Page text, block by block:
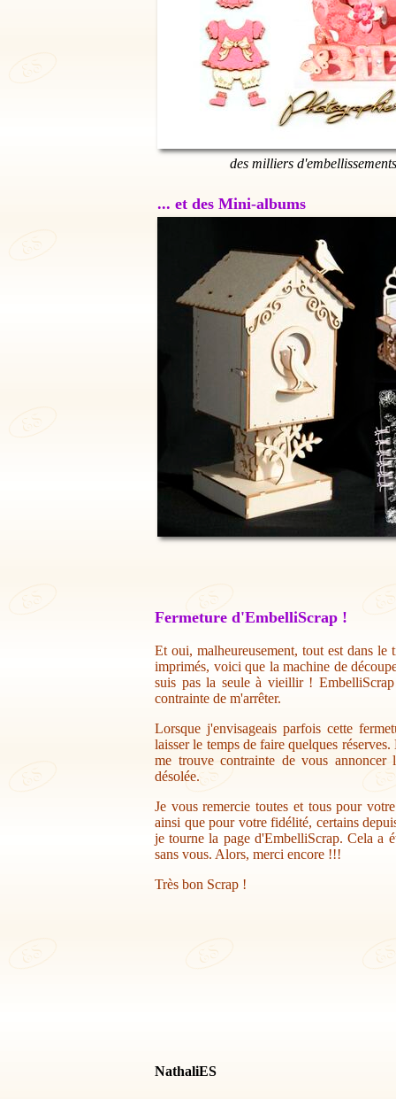
des milliers
... et des Mini-albums
Fermeture d'EmbelliScrap !
Et oui, malheureusement, tout est dans
imprimés, voici que la machine de
suis pas la seule à vieillir !
contrainte de m'arrêter.
Lorsque j'envisageais parfois cette
laisser le temps de faire quelques
me trouve contrainte de vous annoncer
désolée.
Je vous remercie toutes et tous pour
ainsi que pour votre fidélité, certains
je tourne la page d'EmbelliScrap. Cela a
sans vous. Alors, merci encore !!!
Très bon Scrap !
NathaliES